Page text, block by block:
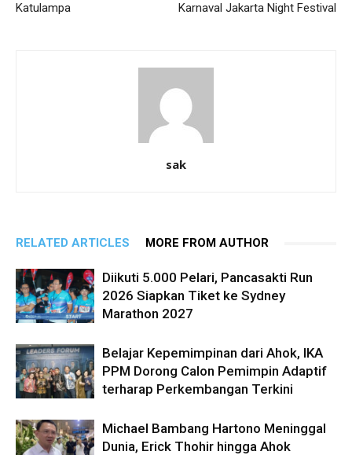
Katulampa
Karnaval Jakarta Night Festival
sak
RELATED ARTICLES MORE FROM AUTHOR
Diikuti 5.000 Pelari, Pancasakti Run
2026 Siapkan Tiket ke Sydney
Marathon 2027
Belajar Kepemimpinan dari Ahok, IKA
PPM Dorong Calon Pemimpin Adaptif
terharap Perkembangan Terkini
Michael Bambang Hartono Meninggal
Dunia, Erick Thohir hingga Ahok